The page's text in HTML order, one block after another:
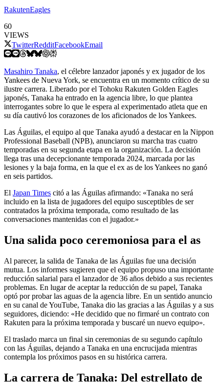
RakutenEagles
60
VIEWS
TwitterRedditFacebookEmail
Masahiro Tanaka, el célebre lanzador japonés y ex jugador de los
Yankees de Nueva York, se encuentra en un momento crítico de su
ilustre carrera. Liberado por el Tohoku Rakuten Golden Eagles
japonés, Tanaka ha entrado en la agencia libre, lo que plantea
interrogantes sobre lo que le espera al experimentado atleta que en
su día cautivó los corazones de los aficionados de los Yankees.
Las Águilas, el equipo al que Tanaka ayudó a destacar en la Nippon
Professional Baseball (NPB), anunciaron su marcha tras cuatro
temporadas en su segunda etapa en la organización. La decisión
llega tras una decepcionante temporada 2024, marcada por las
lesiones y la baja forma, en la que el ex as de los Yankees no ganó
en seis partidos.
El Japan Times citó a las Águilas afirmando: «Tanaka no será
incluido en la lista de jugadores del equipo susceptibles de ser
contratados la próxima temporada, como resultado de las
conversaciones mantenidas con el jugador.»
Una salida poco ceremoniosa para el as
Al parecer, la salida de Tanaka de las Águilas fue una decisión
mutua. Los informes sugieren que el equipo propuso una importante
reducción salarial para el lanzador de 36 años debido a sus recientes
problemas. En lugar de aceptar la reducción de su papel, Tanaka
optó por probar las aguas de la agencia libre. En un sentido anuncio
en su canal de YouTube, Tanaka dio las gracias a las Águilas y a sus
seguidores, diciendo: «He decidido que no firmaré un contrato con
Rakuten para la próxima temporada y buscaré un nuevo equipo».
El traslado marca un final sin ceremonias de su segundo capítulo
con las Águilas, dejando a Tanaka en una encrucijada mientras
contempla los próximos pasos en su histórica carrera.
La carrera de Tanaka: Del estrellato de